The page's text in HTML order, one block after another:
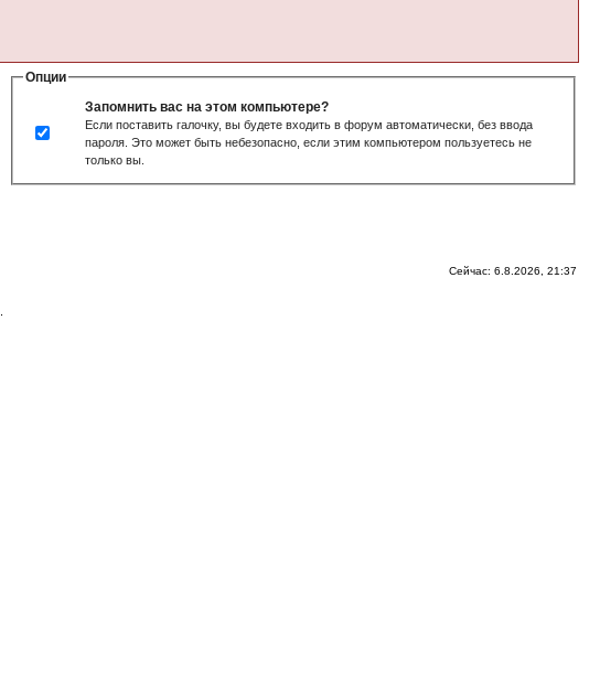
Опции
Запомнить вас на этом компьютере?
Если поставить галочку, вы будете входить в форум автоматически, без ввода
пароля. Это может быть небезопасно, если этим компьютером пользуетесь не
только вы.
Сейчас: 6.8.2026, 21:37